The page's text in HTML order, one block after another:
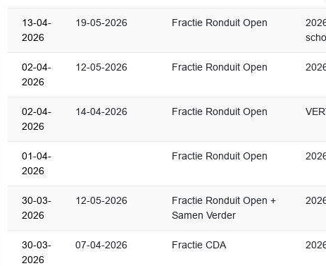
13-04-
2026
19-05-2026 Fractie Ronduit Open
02-04-
2026
12-05-2026 Fractie Ronduit Open
02-04-
2026
14-04-2026 Fractie Ronduit Open
01-04-
2026
Fractie Ronduit Open
30-03-
2026
12-05-2026
Fractie Ronduit Open +
Samen Verder
30-03-
2026
07-04-2026 Fractie CDA